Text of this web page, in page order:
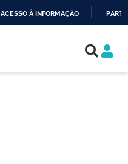
ACESSO À INFORMAÇÃO